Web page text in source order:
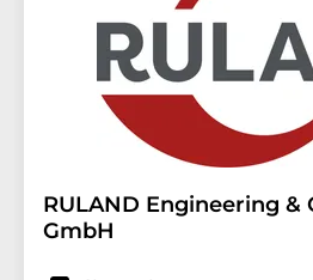
RULAND Engineering &
GmbH